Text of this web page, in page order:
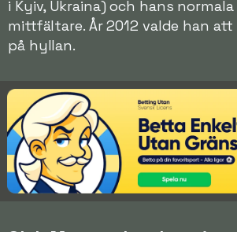
i Kyiv, Ukraina) och hans
mittfältare. År 2012 valde han
på hyllan.